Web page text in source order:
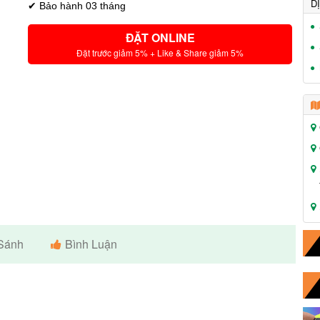
✔ Bảo hành 03 tháng
ĐẶT ONLINE
Đặt trước giảm 5% + Like & Share giảm 5%
Bình Luận